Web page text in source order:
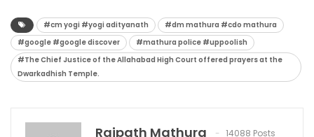
#cm yogi #yogi adityanath
#dm mathura #cdo mathura
#google #google discover
#mathura police #uppoolish
#The Chief Justice of the Allahabad High Court offered prayers at the
Dwarkadhish Temple.
Rajpath Mathura
14088 Posts